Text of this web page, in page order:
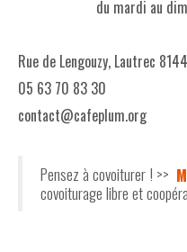
du mardi au
Rue de Lengouzy, Lautrec
05 63 70 83 30
contact@cafeplum.org
Pensez à covoiturer ! >>
covoiturage libre et